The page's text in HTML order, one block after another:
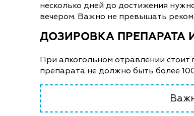
несколько дней до достижения
вечером. Важно не превышать
ДОЗИРОВКА ПРЕПАРАТА
При алкогольном отравлении стоит
препарата не должно быть более